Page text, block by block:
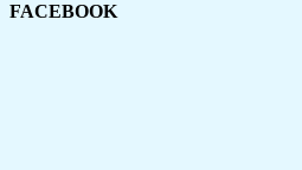
FACEBOOK